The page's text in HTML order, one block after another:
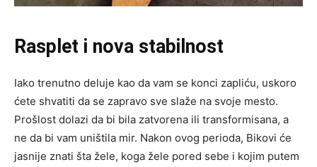
Rasplet i nova stabilnost
Iako trenutno deluje kao da vam se konci zapliću, uskoro
ćete shvatiti da se zapravo sve slaže na svoje mesto.
Prošlost dolazi da bi bila zatvorena ili transformisana, a
ne da bi vam uništila mir. Nakon ovog perioda, Bikovi će
jasnije znati šta žele, koga žele pored sebe i kojim putem